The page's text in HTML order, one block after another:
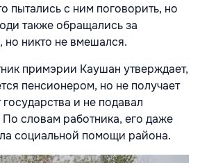
пытались с ним поговорить, но
также обращались за
никто не вмешался.
примэрии Каушан утверждает,
пенсионером, но не получает
и не подавал
По словам работника, его даже
социальной помощи района.